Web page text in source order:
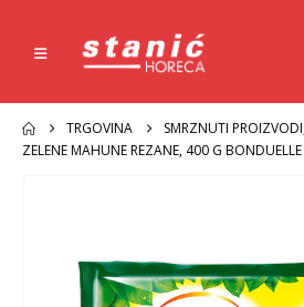
TRGOVINA SMRZNUTI PROIZVODI
ZELENE MAHUNE REZANE, 400 G BONDUELLE